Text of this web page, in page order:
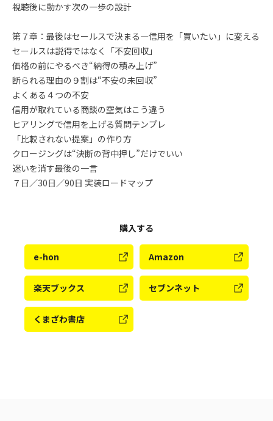
視聴後に動かす次の一歩の設計
第７章：最後はセールスで決まる—信用を「買いたい」に変える
セールスは説得ではなく「不安回収」
価格の前にやるべき“納得の積み上げ”
断られる理由の９割は“不安の未回収”
よくある４つの不安
信用が取れている商談の空気はこう違う
ヒアリングで信用を上げる質問テンプレ
「比較されない提案」の作り方
クロージングは“決断の背中押し”だけでいい
迷いを消す最後の一言
７日／30日／90日 実装ロードマップ
購入する
e-hon Amazon
楽天ブックス セブンネット
くまざわ書店